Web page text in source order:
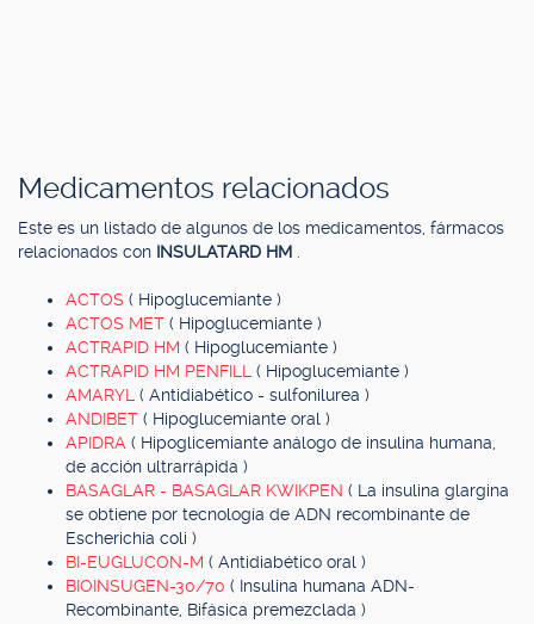
Medicamentos relacionados
Este es un listado de algunos de los medicamentos, fármacos
relacionados con INSULATARD HM
ACTOS ( Hipoglucemiante )
ACTOS MET ( Hipoglucemiante )
ACTRAPID HM ( Hipoglucemiante )
ACTRAPID HM PENFILL ( Hipoglucemiante )
AMARYL ( Antidiabético - sulfonilurea )
ANDIBET ( Hipoglucemiante oral )
APIDRA ( Hipoglicemiante análogo de insulina humana,
de acción ultrarrápida )
BASAGLAR - BASAGLAR KWIKPEN ( La insulina glargina
se obtiene por tecnología de ADN recombinante de
Escherichia coli )
BI-EUGLUCON-M ( Antidiabético oral )
BIOINSUGEN-30/70 ( Insulina humana ADN-
Recombinante, Bifásica premezclada )